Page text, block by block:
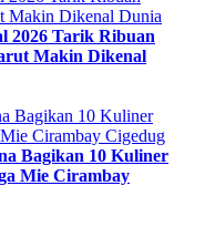
2026 Tarik Ribuan
Makin Dikenal
Bagikan 10 Kuliner
Mie Cirambay